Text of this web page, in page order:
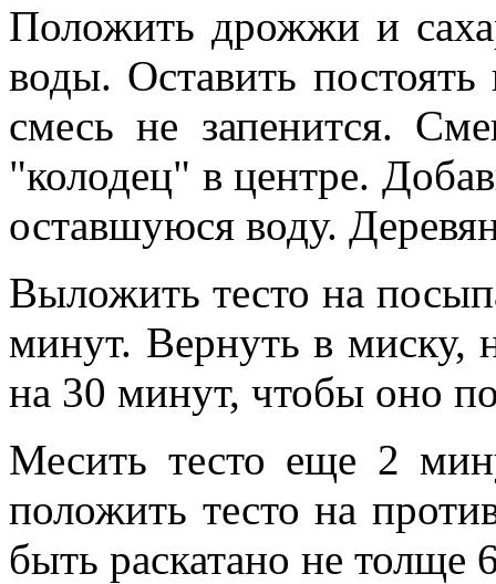
Положить дрожжи и
воды. Оставить
смесь не запенится.
"колодец" в центре.
оставшуюся воду.
Выложить тесто на
минут. Вернуть в миску,
на 30 минут, чтобы оно
Месить тесто еще 2
положить тесто на
быть раскатано не толще